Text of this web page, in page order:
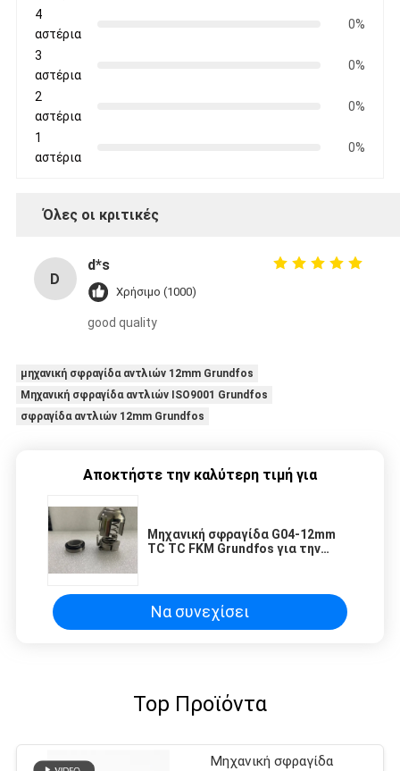
4
αστέρια
0%
3
αστέρια
0%
2
αστέρια
0%
1
αστέρια
0%
Όλες οι κριτικές
D
d*s
Χρήσιμο (1000)
good quality
μηχανική σφραγίδα αντλιών 12mm Grundfos
Μηχανική σφραγίδα αντλιών ISO9001 Grundfos
σφραγίδα αντλιών 12mm Grundfos
Αποκτήστε την καλύτερη τιμή για
Μηχανική σφραγίδα G04-12mm
TC TC FKM Grundfos για την
Να συνεχίσει
Top Προϊόντα
Μηχανική σφραγίδα